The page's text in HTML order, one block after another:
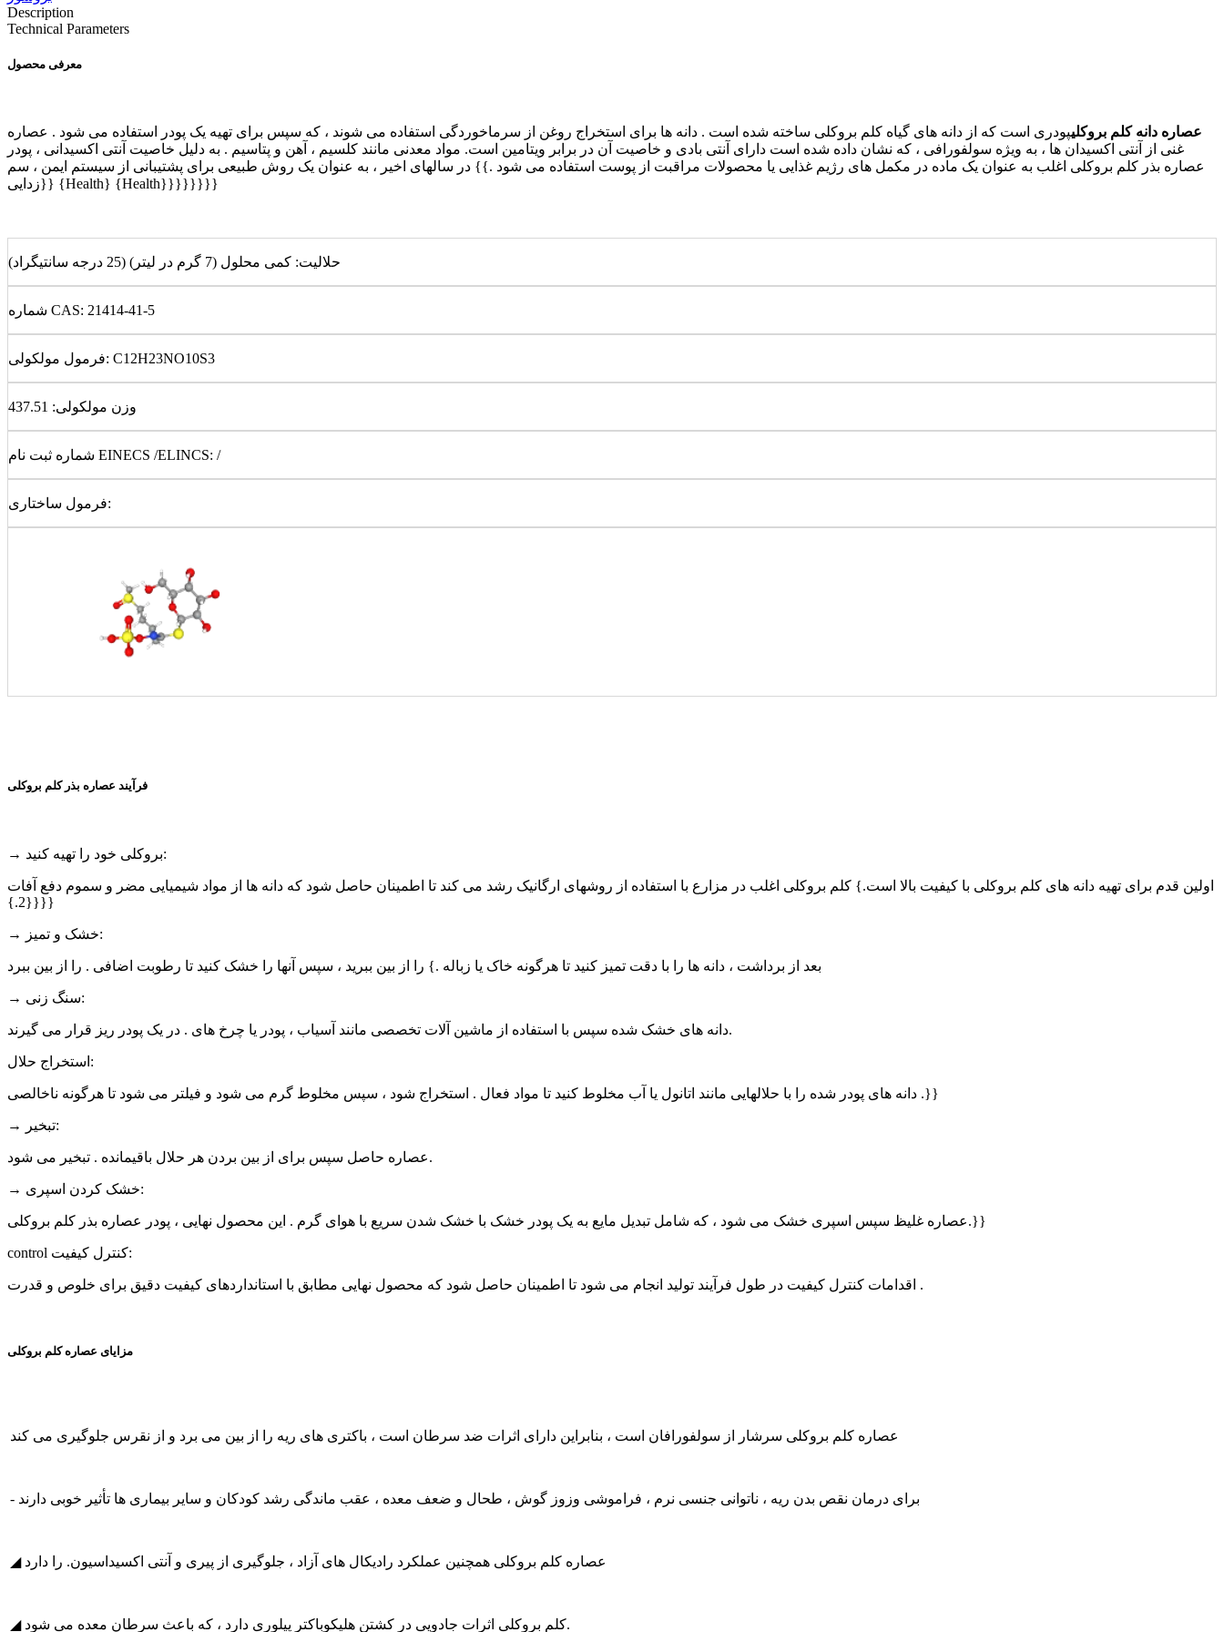
Description
Technical Parameters
معرفی محصول
عصاره دانه کلم بروکلیپودری است که از دانه های گیاه کلم بروکلی ساخته شده است . دانه ها برای استخراج روغن از سرماخوردگی استفاده می شوند ، که سپس برای تهیه یک پودر استفاده می شود . عصاره
غنی از آنتی اکسیدان ها ، به ویژه سولفورافی ، که نشان داده شده است دارای آنتی بادی و خاصیت آن در برابر ویتامین است. مواد معدنی مانند کلسیم ، آهن و پتاسیم . به دلیل خاصیت آنتی اکسیدانی ، پودر
عصاره بذر کلم بروکلی اغلب به عنوان یک ماده در مکمل های رژیم غذایی یا محصولات مراقبت از پوست استفاده می شود .}} در سالهای اخیر ، به عنوان یک روش طبیعی برای پشتیبانی از سیستم ایمن ، سم
زدایی}} {Health} {Health}}}}}}}}
حلالیت: کمی محلول (7 گرم در لیتر) (25 درجه سانتیگراد)
شماره CAS: 21414-41-5
فرمول مولکولی: C12H23NO10S3
وزن مولکولی: 437.51
شماره ثبت نام EINECS /ELINCS: /
فرمول ساختاری:
فرآیند عصاره بذر کلم بروکلی
→ بروکلی خود را تهیه کنید:
اولین قدم برای تهیه دانه های کلم بروکلی با کیفیت بالا است.} کلم بروکلی اغلب در مزارع با استفاده از روشهای ارگانیک رشد می کند تا اطمینان حاصل شود که دانه ها از مواد شیمیایی مضر و سموم دفع آفات
{2.}}}}
→ خشک و تمیز:
بعد از برداشت ، دانه ها را با دقت تمیز کنید تا هرگونه خاک یا زباله .} را از بین ببرید ، سپس آنها را خشک کنید تا رطوبت اضافی . را از بین ببرد
→ سنگ زنی:
دانه های خشک شده سپس با استفاده از ماشین آلات تخصصی مانند آسیاب ، پودر یا چرخ های . در یک پودر ریز قرار می گیرند.
استخراج حلال:
دانه های پودر شده را با حلالهایی مانند اتانول یا آب مخلوط کنید تا مواد فعال . استخراج شود ، سپس مخلوط گرم می شود و فیلتر می شود تا هرگونه ناخالصی .}}
→ تبخیر:
عصاره حاصل سپس برای از بین بردن هر حلال باقیمانده . تبخیر می شود.
→ خشک کردن اسپری:
عصاره غلیظ سپس اسپری خشک می شود ، که شامل تبدیل مایع به یک پودر خشک با خشک شدن سریع با هوای گرم . این محصول نهایی ، پودر عصاره بذر کلم بروکلی.}}
control کنترل کیفیت:
اقدامات کنترل کیفیت در طول فرآیند تولید انجام می شود تا اطمینان حاصل شود که محصول نهایی مطابق با استانداردهای کیفیت دقیق برای خلوص و قدرت .
مزایای عصاره کلم بروکلی
عصاره کلم بروکلی سرشار از سولفورافان است ، بنابراین دارای اثرات ضد سرطان است ، باکتری های ریه را از بین می برد و از نقرس جلوگیری می کند
- برای درمان نقص بدن ریه ، ناتوانی جنسی نرم ، فراموشی وزوز گوش ، طحال و ضعف معده ، عقب ماندگی رشد کودکان و سایر بیماری ها تأثیر خوبی دارند
◢ عصاره کلم بروکلی همچنین عملکرد رادیکال های آزاد ، جلوگیری از پیری و آنتی اکسیداسیون. را دارد
◢ کلم بروکلی اثرات جادویی در کشتن هلیکوباکتر پیلوری دارد ، که باعث سرطان معده می شود.